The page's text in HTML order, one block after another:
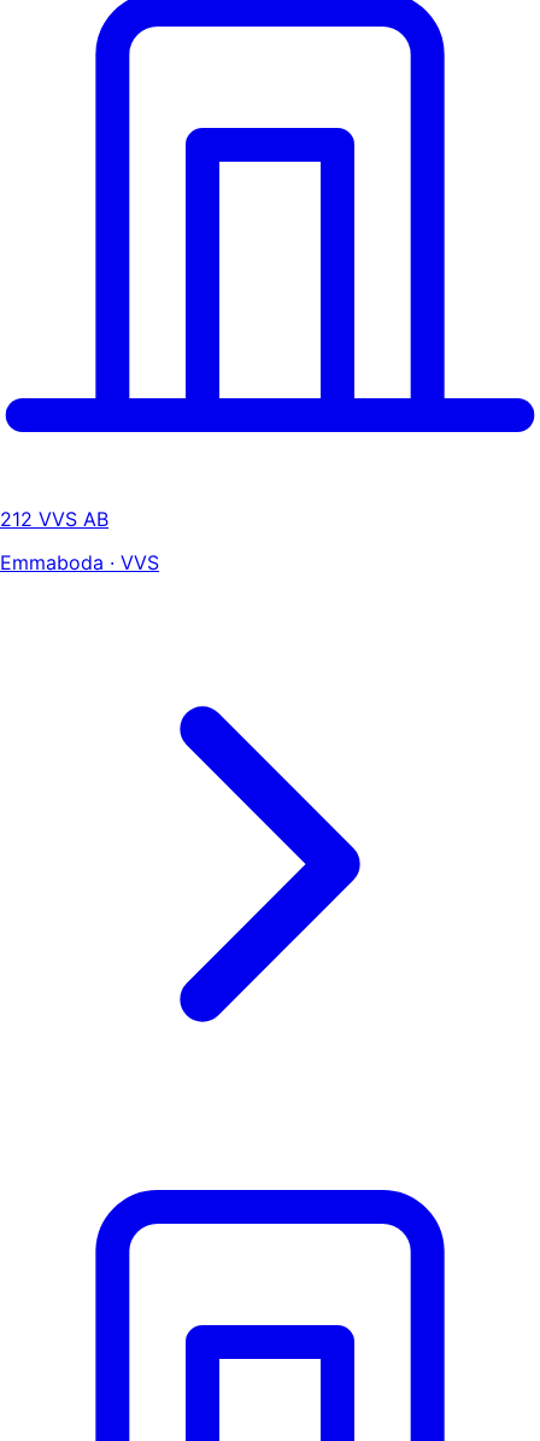
212 VVS AB
Emmaboda · VVS